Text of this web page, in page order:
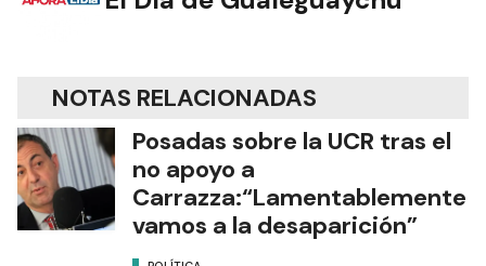
NOTAS RELACIONADAS
Posadas sobre la UCR tras el
no apoyo a
Carrazza:“Lamentablemente
vamos a la desaparición”